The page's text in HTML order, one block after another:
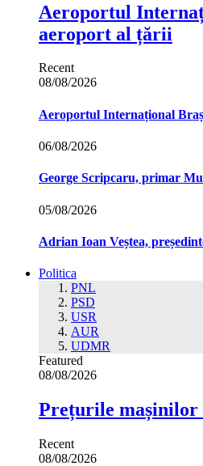
Aeroportul
aeroport al țării
Recent
08/08/2026
Aeroportul Internațional
06/08/2026
George Scripcaru, primar
05/08/2026
Adrian Ioan Veștea,
Politica
PNL
PSD
USR
AUR
UDMR
Featured
08/08/2026
Prețurile mașinilor
Recent
08/08/2026